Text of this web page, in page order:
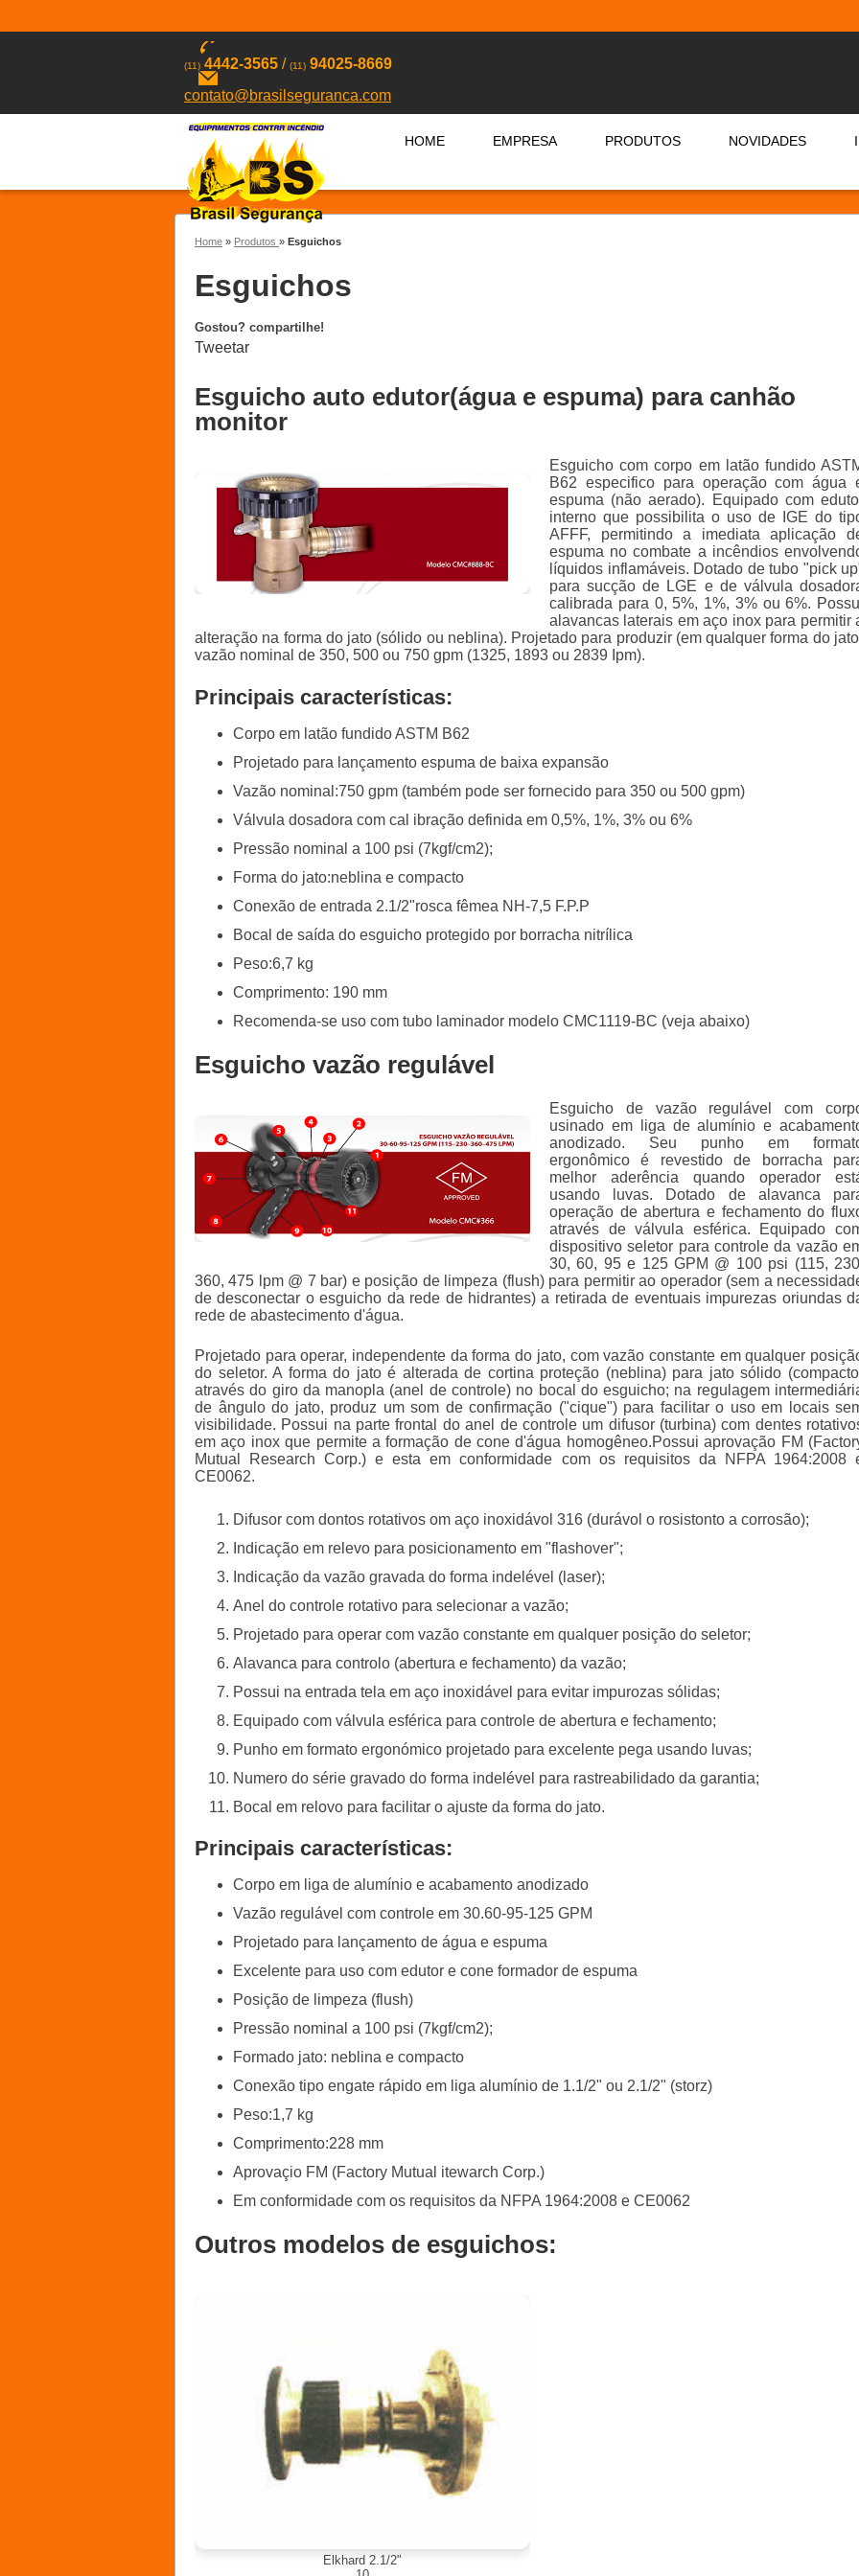
(11) 4442-3565 / (11) 94025-8669
contato@brasilseguranca.com
HOME EMPRESA PRODUTOS NOVIDADES
Home » Produtos » Esguichos
Esguichos
Gostou? compartilhe!
Tweetar
Esguicho auto edutor(água e espuma) para canhão
monitor
Esguicho com corpo em latão fundido
B62 especifico para operação com água
espuma (não aerado). Equipado com
interno que possibilita o uso de IGE do
AFFF, permitindo a imediata aplicação
espuma no combate a incêndios
líquidos inflamáveis. Dotado de tubo "pick
para sucção de LGE e de válvula
calibrada para 0, 5%, 1%, 3% ou 6%.
alavancas laterais em aço inox para permitir
alteração na forma do jato (sólido ou neblina). Projetado para produzir (em qualquer forma do
vazão nominal de 350, 500 ou 750 gpm (1325, 1893 ou 2839 Ipm).
Principais características:
Corpo em latão fundido ASTM B62
Projetado para lançamento espuma de baixa expansão
Vazão nominal:750 gpm (também pode ser fornecido para 350 ou 500 gpm)
Válvula dosadora com cal ibração definida em 0,5%, 1%, 3% ou 6%
Pressão nominal a 100 psi (7kgf/cm2);
Forma do jato:neblina e compacto
Conexão de entrada 2.1/2"rosca fêmea NH-7,5 F.P.P
Bocal de saída do esguicho protegido por borracha nitrílica
Peso:6,7 kg
Comprimento: 190 mm
Recomenda-se uso com tubo laminador modelo CMC1119-BC (veja abaixo)
Esguicho vazão regulável
Esguicho de vazão regulável com
usinado em liga de alumínio e
anodizado. Seu punho em
ergonômico é revestido de borracha
melhor aderência quando operador
usando luvas. Dotado de alavanca
operação de abertura e fechamento do
através de válvula esférica. Equipado
dispositivo seletor para controle da vazão
30, 60, 95 e 125 GPM @ 100 psi (115,
360, 475 lpm @ 7 bar) e posição de limpeza (flush) para permitir ao operador (sem a
de desconectar o esguicho da rede de hidrantes) a retirada de eventuais impurezas oriundas
rede de abastecimento d'água.
Projetado para operar, independente da forma do jato, com vazão constante em qualquer
do seletor. A forma do jato é alterada de cortina proteção (neblina) para jato sólido
através do giro da manopla (anel de controle) no bocal do esguicho; na regulagem
de ângulo do jato, produz um som de confirmação ("cique") para facilitar o uso em locais
visibilidade. Possui na parte frontal do anel de controle um difusor (turbina) com dentes
em aço inox que permite a formação de cone d'água homogêneo.Possui aprovação FM
Mutual Research Corp.) e esta em conformidade com os requisitos da NFPA 1964:2008
CE0062.
Difusor com dontos rotativos om aço inoxidávol 316 (durávol o rosistonto a corrosão);
Indicação em relevo para posicionamento em "flashover";
Indicação da vazão gravada do forma indelével (laser);
Anel do controle rotativo para selecionar a vazão;
Projetado para operar com vazão constante em qualquer posição do seletor;
Alavanca para controlo (abertura e fechamento) da vazão;
Possui na entrada tela em aço inoxidável para evitar impurozas sólidas;
Equipado com válvula esférica para controle de abertura e fechamento;
Punho em formato ergonómico projetado para excelente pega usando luvas;
Numero do série gravado do forma indelével para rastreabilidado da garantia;
Bocal em relovo para facilitar o ajuste da forma do jato.
Principais características:
Corpo em liga de alumínio e acabamento anodizado
Vazão regulável com controle em 30.60-95-125 GPM
Projetado para lançamento de água e espuma
Excelente para uso com edutor e cone formador de espuma
Posição de limpeza (flush)
Pressão nominal a 100 psi (7kgf/cm2);
Formado jato: neblina e compacto
Conexão tipo engate rápido em liga alumínio de 1.1/2" ou 2.1/2" (storz)
Peso:1,7 kg
Comprimento:228 mm
Aprovaçio FM (Factory Mutual itewarch Corp.)
Em conformidade com os requisitos da NFPA 1964:2008 e CE0062
Outros modelos de esguichos:
Elkhard 2.1/2"